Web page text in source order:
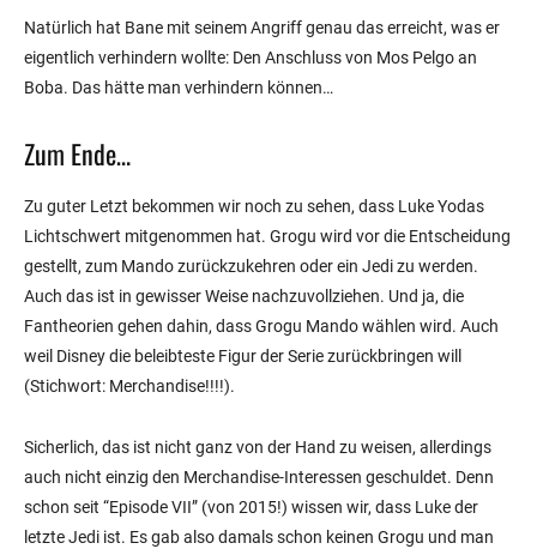
Natürlich hat Bane mit seinem Angriff genau das erreicht, was er
eigentlich verhindern wollte: Den Anschluss von Mos Pelgo an
Boba. Das hätte man verhindern können…
Zum Ende…
Zu guter Letzt bekommen wir noch zu sehen, dass Luke Yodas
Lichtschwert mitgenommen hat. Grogu wird vor die Entscheidung
gestellt, zum Mando zurückzukehren oder ein Jedi zu werden.
Auch das ist in gewisser Weise nachzuvollziehen. Und ja, die
Fantheorien gehen dahin, dass Grogu Mando wählen wird. Auch
weil Disney die beleibteste Figur der Serie zurückbringen will
(Stichwort: Merchandise!!!!).
Sicherlich, das ist nicht ganz von der Hand zu weisen, allerdings
auch nicht einzig den Merchandise-Interessen geschuldet. Denn
schon seit “Episode VII” (von 2015!) wissen wir, dass Luke der
letzte Jedi ist. Es gab also damals schon keinen Grogu und man